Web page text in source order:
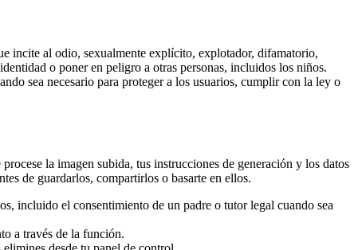
incite al odio, sexualmente explícito, explotador, difamatorio,
o poner en peligro a otras personas, incluidos los niños.
sea necesario para proteger a los usuarios, cumplir con la ley o
la imagen subida, tus instrucciones de generación y los datos
de guardarlos, compartirlos o basarte en ellos.
incluido el consentimiento de un padre o tutor legal cuando sea
a través de la función.